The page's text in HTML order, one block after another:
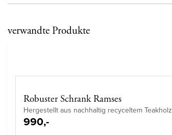
verwandte Produkte
Robuster Schrank Ramses
Hergestellt aus nachhaltig recyceltem Teakholz
990,-